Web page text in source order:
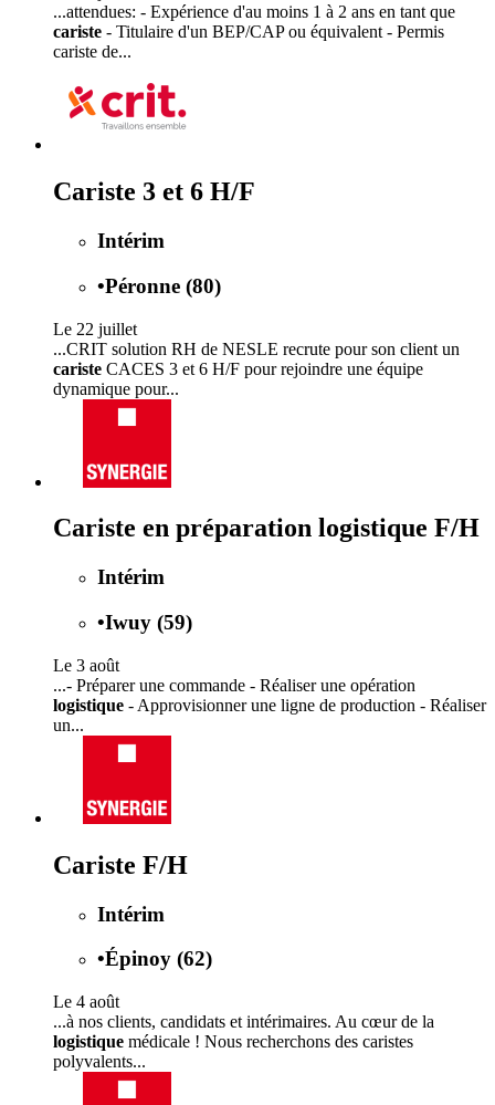
...attendues: - Expérience d'au moins 1 à 2 ans en tant que
cariste - Titulaire d'un BEP/CAP ou équivalent - Permis
cariste de...
Cariste 3 et 6 H/F
Intérim
•Péronne (80)
Le 22 juillet
...CRIT solution RH de NESLE recrute pour son client un
cariste CACES 3 et 6 H/F pour rejoindre une équipe
dynamique pour...
Cariste en préparation logistique F/H
Intérim
•Iwuy (59)
Le 3 août
...- Préparer une commande - Réaliser une opération
logistique - Approvisionner une ligne de production - Réaliser
un...
Cariste F/H
Intérim
•Épinoy (62)
Le 4 août
...à nos clients, candidats et intérimaires. Au cœur de la
logistique médicale ! Nous recherchons des caristes
polyvalents...